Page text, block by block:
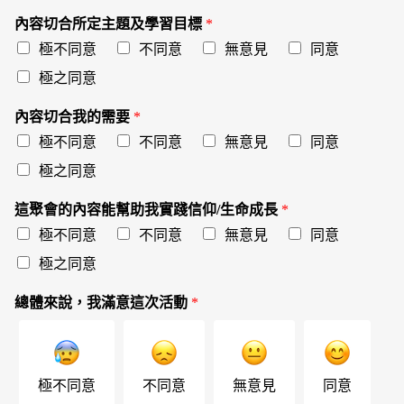
內容切合所定主題及學習目標 *
極不同意
不同意 無意見
同意
極之同意
內容切合我的需要 *
極不同意
不同意 無意見
同意
極之同意
這聚會的內容能幫助我實踐信仰/生命成長 *
極不同意
不同意 無意見
同意
極之同意
總體來說，我滿意這次活動 *
極不同意 不同意 無意見 同意